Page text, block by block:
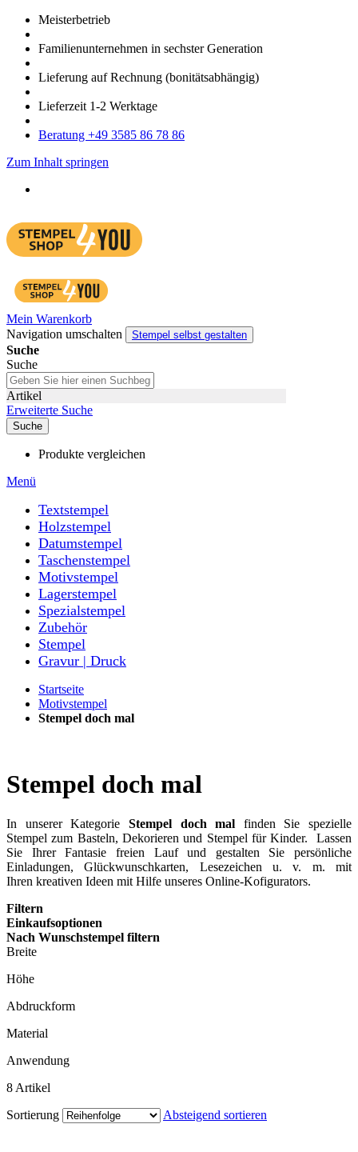
Meister­betrieb
Familien­unter­nehmen in sechster Gene­ration
Lieferung auf Rech­nung (bonitätsabhängig)
Liefer­zeit 1-2 Werk­tage
Bera­tung +49 3585 86 78 86
Zum Inhalt springen
Mein Warenkorb
Navigation umschalten
Stempel selbst gestalten
Suche
Suche
Artikel
Erweiterte Suche
Suche
Produkte vergleichen
Menü
Textstempel
Holzstempel
Datumstempel
Taschenstempel
Motivstempel
Lagerstempel
Spezialstempel
Zubehör
Stempel
Gravur | Druck
Startseite
Motivstempel
Stempel doch mal
Stempel doch mal
In unserer Kategorie Stempel doch mal finden Sie spezielle
Stempel zum Basteln, Dekorieren und Stempel für Kinder. Lassen
Sie Ihrer Fantasie freien Lauf und gestalten Sie persönliche
Einladungen, Glückwunschkarten, Lesezeichen u. v. m. mit
Ihren kreativen Ideen mit Hilfe unseres Online-Kofigurators.
Filtern
Einkaufsoptionen
Nach Wunschstempel filtern
Breite
Höhe
Abdruckform
Material
Anwendung
8 Artikel
Sortierung
Absteigend sortieren